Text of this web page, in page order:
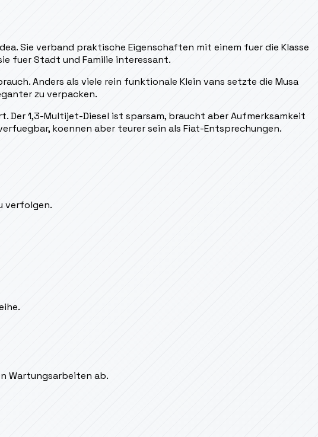
Sie verband praktische Eigenschaften mit einem fuer die Klasse
fuer Stadt und Familie interessant.
Anders als viele rein funktionale Klein vans setzte die Musa
zu verpacken.
Der 1,3-Multijet-Diesel ist sparsam, braucht aber Aufmerksamkeit
koennen aber teurer sein als Fiat-Entsprechungen.
verfolgen.
Wartungsarbeiten ab.